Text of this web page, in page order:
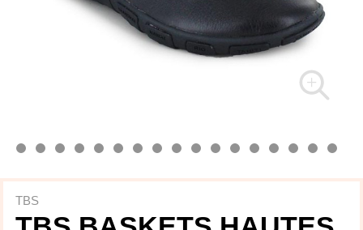
TBS